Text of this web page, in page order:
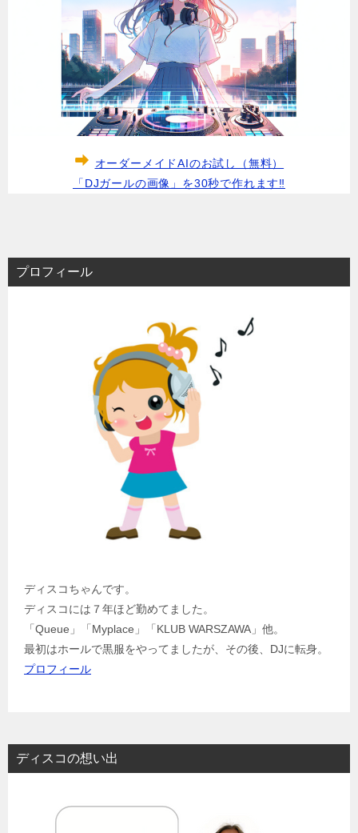
オーダーメイドAIのお試し（無料）
「DJガールの画像」を30秒で作れます‼
プロフィール
ディスコちゃんです。
ディスコには７年ほど勤めてました。
「Queue」「Myplace」「KLUB WARSZAWA」他。
最初はホールで黒服をやってましたが、その後、DJに転身。
プロフィール
ディスコの想い出